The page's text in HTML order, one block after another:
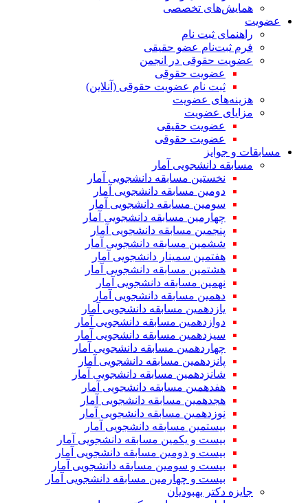
همایش‌های تخصصی
عضویت
راهنمای ثبت نام
فرم ثبت‌نام عضو حقیقی
عضویت حقوقی در انجمن
عضویت حقوقی
ثبت نام عضویت حقوقی (آنلاین)
هزینه‌های عضویت
مزایای عضویت
عضویت حقیقی
عضویت حقوقی
مسابقات و جوایز
مسابقه دانشجویی آمار
نخستین مسابقه دانشجویی آمار
دومین مسابقه دانشجویی آمار
سومین مسابقه دانشجویی آمار
چهارمین مسابقه دانشجویی آمار
پنجمین مسابقه دانشجویی آمار
ششمین مسابقه دانشجویی آمار
هفتمین سمینار دانشجویی آمار
هشتمین مسابقه دانشجویی آمار
نهمین مسابقه دانشجویی آمار
دهمین مسابقه دانشجویی آمار
یازدهمین مسابقه دانشجویی آمار
دوازدهمین مسابقه دانشجویی آمار
سیزدهمین مسابقه دانشجویی آمار
چهاردهمین مسابقه دانشجویی آمار
پانزدهمین مسابقه دانشجویی آمار
شانزدهمین مسابقه دانشجویی آمار
هفدهمین مسابقه دانشجویی آمار
هجدهمین مسابقه دانشجویی آمار
نوزدهمین مسابقه دانشجویی آمار
بیستمین مسابقه دانشجویی آمار
بیست و یکمین مسابقه دانشجویی آمار
بیست و دومین مسابقه دانشجویی آمار
بیست و سومین مسابقه دانشجویی آمار
بیست و چهارمین مسابقه دانشجویی آمار
جایزه دکتر بهبودیان